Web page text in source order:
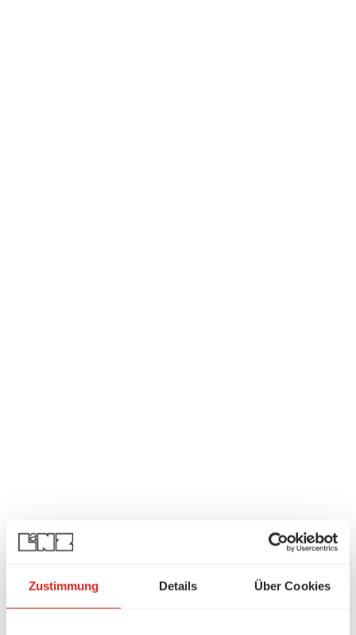
Zustimmung Details Über Cookies